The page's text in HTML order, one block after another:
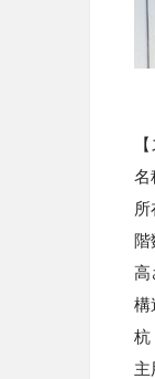
名
階
高
構
杭
主